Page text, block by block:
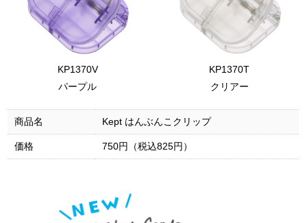
KP1370V
パープル
KP1370T
クリアー
商品名 Kept はんぶんこクリップ
価格 750円（税込825円）